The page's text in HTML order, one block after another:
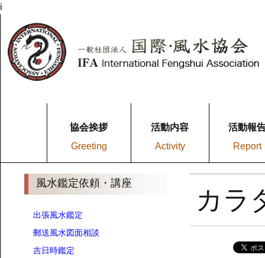
i
協会挨拶
Greeting
活動内容
Activity
活動報
Report
風水鑑定依頼・講座
出張風水鑑定
郵送風水図面相談
吉日時鑑定
カラ